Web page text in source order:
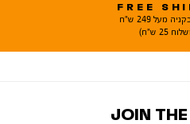
FREE
מעל 249 ש"ח
25 ש"ח)
JOIN